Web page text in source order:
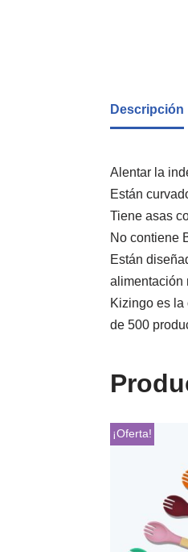
Descripción
Alentar la
Están
Tiene asas
No contiene
Están
alimentación
Kizingo es la
de 500
¡Oferta!